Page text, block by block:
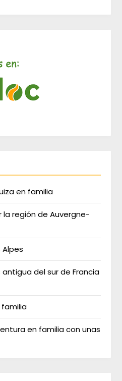
en familia
la región de Auvergne-
Alpes
del sur de Francia
familia
en familia con unas